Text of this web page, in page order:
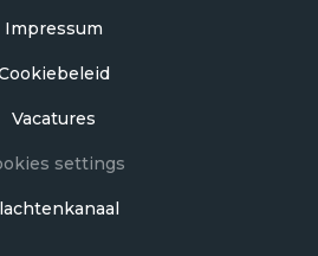
Impressum
Vacatures
settings